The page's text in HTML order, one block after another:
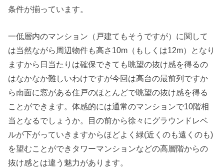
条件が揃っています。
一低層内のマンション（戸建てもそうですが）に関して
は当然ながら周辺物件も高さ10m（もしくは12m）となり
ますから日当たりは確保できても眺望の抜け感を得るの
はなかなか難しいわけですが今回は高台の最前列ですか
ら南面に窓がある住戸のほとんどで眺望の抜け感を得る
ことができます。体感的には通常のマンションで10階相
当となるでしょうか。目の前から徐々にグラウンドレベ
ルが下がっていきますからほどよく緑(近くのも遠くのも)
を望むことができタワーマンションなどの高層階からの
抜け感とは違う魅力があります。